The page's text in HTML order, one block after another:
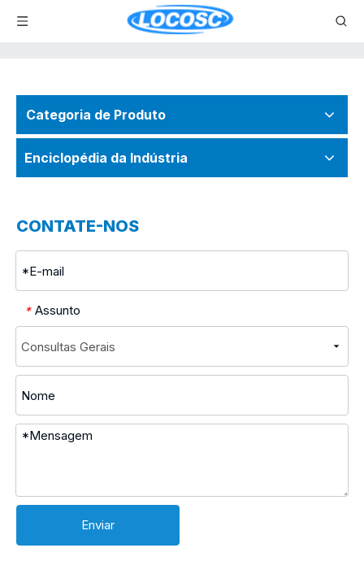
Categoria de Produto
Enciclopédia da Indústria
CONTATE-NOS
* Assunto
Enviar